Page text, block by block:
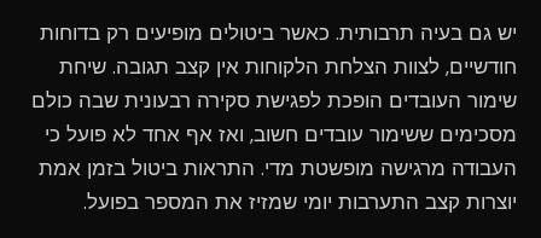
יש גם בעיה תרבותית. כאשר ביטולים מופיעים רק בדוחות
חודשיים, לצוות הצלחת הלקוחות אין קצב תגובה. שיחת
שימור העובדים הופכת לפגישת סקירה רבעונית שבה כולם
מסכימים ששימור עובדים חשוב, ואז אף אחד לא פועל כי
העבודה מרגישה מופשטת מדי. התראות ביטול בזמן אמת
יוצרות קצב התערבות יומי שמזיז את המספר בפועל.